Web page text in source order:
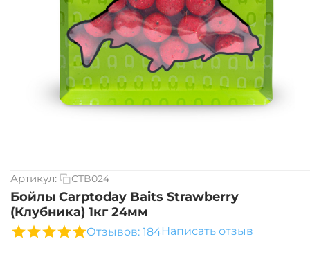
Артикул: CTB024
Бойлы Carptoday Baits Strawberry
(Клубника) 1кг 24мм
Отзывов: 184Написать отзыв